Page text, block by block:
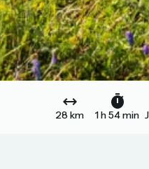
28 km 1 h 54 min